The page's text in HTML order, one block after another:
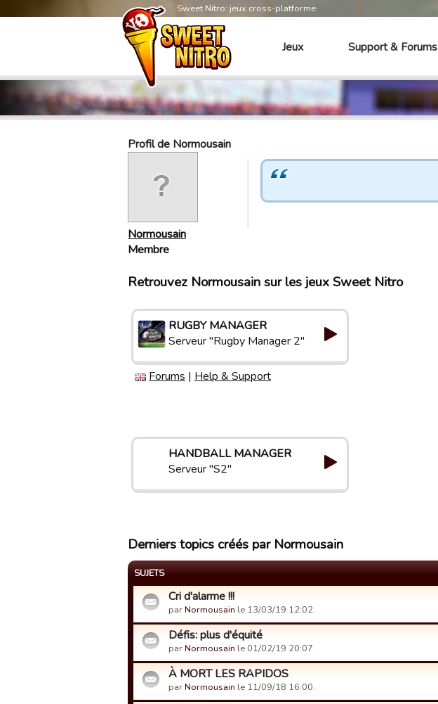
Sweet Nitro: jeux cross-platforme
Jeux Support & Forums
Profil de Normousain
Normousain
Membre
Retrouvez Normousain sur les jeux Sweet Nitro
RUGBY MANAGER
Serveur "Rugby Manager 2"
Forums | Help & Support
HANDBALL MANAGER
Serveur "S2"
Derniers topics créés par Normousain
SUJETS
Cri d'alarme !!!
parNormousain le 13/03/19 12:02.
Défis: plus d'équité
parNormousain le 01/02/19 20:07.
À MORT LES RAPIDOS
parNormousain le 11/09/18 16:00.